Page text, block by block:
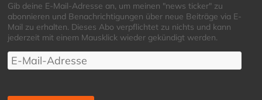
Gib deine E-Mail-Adresse an, um meinen "news ticker" zu
abonnieren und Benachrichtigungen über neue Beiträge via E-
Mail zu erhalten. Dieses Abo verpflichtet zu nichts und kann
jederzeit mit einem Mausklick wieder gekündigt werden.
E-
Mail-